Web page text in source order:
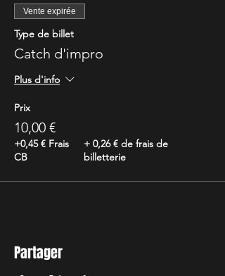
Vente expirée
Type de billet
Catch d'impro
Plus d'info
Prix
10,00 €
+0,45 € Frais
CB
+ 0,26 € de frais de
billetterie
Partager